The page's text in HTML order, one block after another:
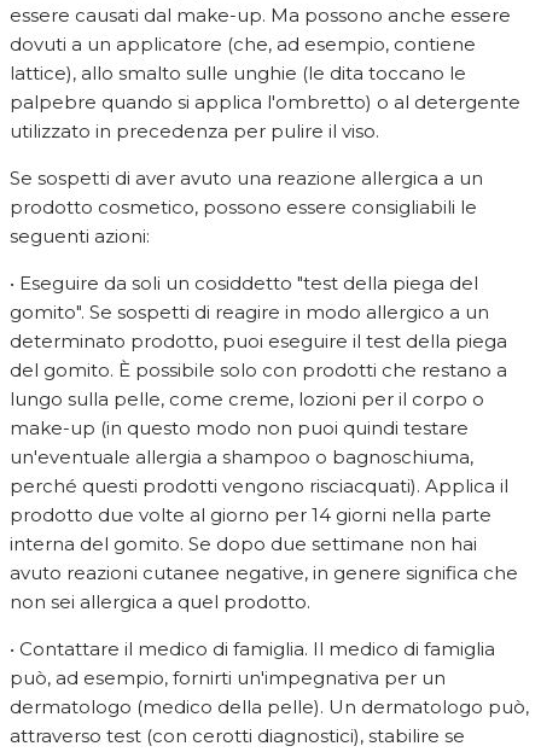
essere causati dal make-up. Ma possono anche essere
dovuti a un applicatore (che, ad esempio, contiene
lattice), allo smalto sulle unghie (le dita toccano le
palpebre quando si applica l'ombretto) o al detergente
utilizzato in precedenza per pulire il viso.
Se sospetti di aver avuto una reazione allergica a un
prodotto cosmetico, possono essere consigliabili le
seguenti azioni:
• Eseguire da soli un cosiddetto "test della piega del
gomito". Se sospetti di reagire in modo allergico a un
determinato prodotto, puoi eseguire il test della piega
del gomito. È possibile solo con prodotti che restano a
lungo sulla pelle, come creme, lozioni per il corpo o
make-up (in questo modo non puoi quindi testare
un'eventuale allergia a shampoo o bagnoschiuma,
perché questi prodotti vengono risciacquati). Applica il
prodotto due volte al giorno per 14 giorni nella parte
interna del gomito. Se dopo due settimane non hai
avuto reazioni cutanee negative, in genere significa che
non sei allergica a quel prodotto.
• Contattare il medico di famiglia. Il medico di famiglia
può, ad esempio, fornirti un'impegnativa per un
dermatologo (medico della pelle). Un dermatologo può,
attraverso test (con cerotti diagnostici), stabilire se